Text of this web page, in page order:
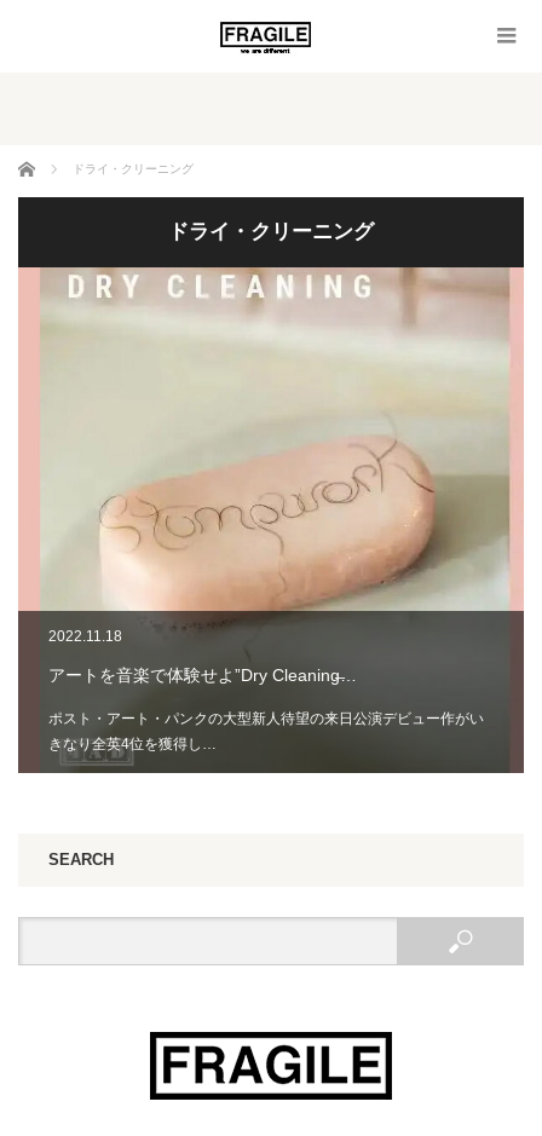
ホーム ドライ・クリーニング
ドライ・クリーニング
2022.11.18
アートを音楽で体験せよ”Dry Cleaning̶…
ポスト・アート・パンクの大型新人待望の来日公演デビュー作がい
きなり全英4位を獲得し…
SEARCH